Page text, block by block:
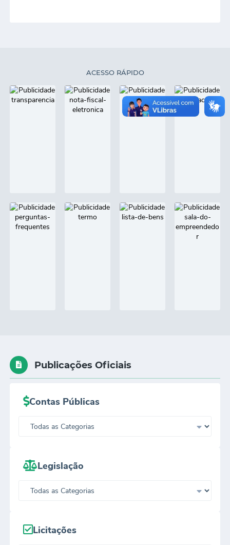
ACESSO RÁPIDO
Publicações Oficiais
Contas Públicas
Legislação
Licitações